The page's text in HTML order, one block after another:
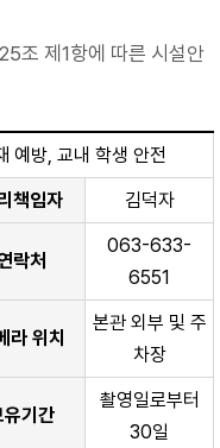
조 제1항에 따른 시설안
예방, 교내 학생 안전
책임자 김덕자
락처
063-633-
6551
라 위치
본관 외부 및 주
차장
유기간
촬영일로부터
30일